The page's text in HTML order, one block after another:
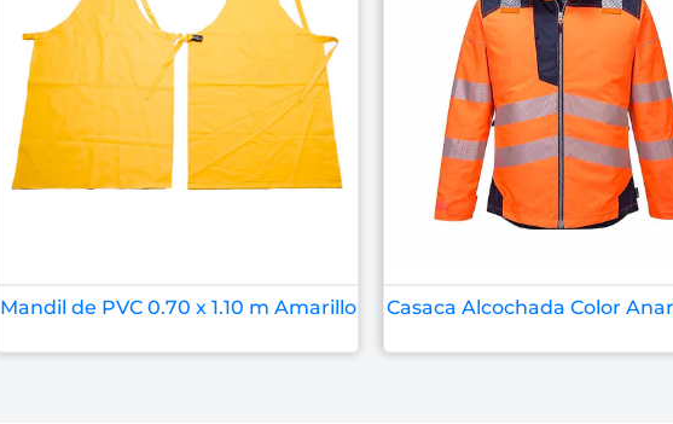
Mandil de PVC 0.70 x 1.10 m Amarillo Casaca Alcochada Color